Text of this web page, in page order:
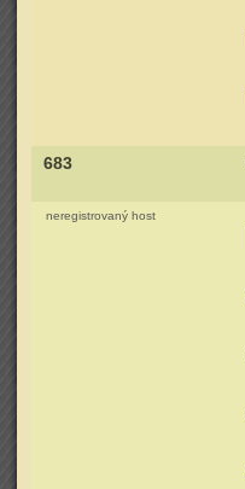
683
neregistrovaný host